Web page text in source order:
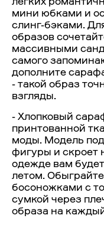
мини юбками и
слинг-бэками.
образов
массивными
самого
дополните
- такой образ
взгляды.
- Хлопковый
принтованной
моды. Модель
фигуры и скроет
одежде вам
летом.
босоножками с
сумкой через
образа на